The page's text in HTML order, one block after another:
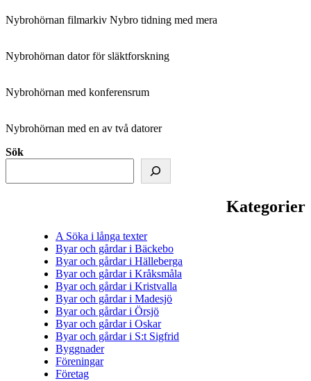
Nybrohörnan filmarkiv Nybro tidning med mera
Nybrohörnan dator för släktforskning
Nybrohörnan med konferensrum
Nybrohörnan med en av två datorer
Sök
Kategorier
A Söka i långa texter
Byar och gårdar i Bäckebo
Byar och gårdar i Hälleberga
Byar och gårdar i Kråksmåla
Byar och gårdar i Kristvalla
Byar och gårdar i Madesjö
Byar och gårdar i Örsjö
Byar och gårdar i Oskar
Byar och gårdar i S:t Sigfrid
Byggnader
Föreningar
Företag